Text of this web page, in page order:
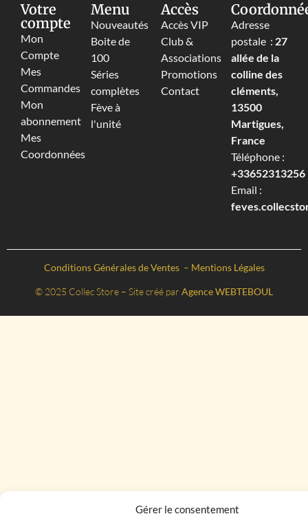
Gérer le consentement
Votre
compte
Mon
Compte
Mes
Commandes
Mon
abonnement
Mes
Coordonnées
Menu
Nouveautés
Boite de
100
Séries
complètes
Fève à
l'unité
Accès
Accès VIP
Club &
Associations
Promotions
Contact
Adresse
postale : 27
allée de la
colline des
cléments,
13500
Martigues,
France
Téléphone :
+33652313256‬
Email :
Conditions Générales de Ventes – Mentions Légales
© 2025 Collec Store – Site créé par Agence WEBTEBOUL